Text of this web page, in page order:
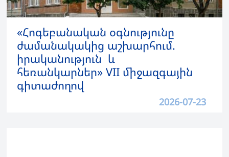
«Հոգեբանական օգնությունը
ժամանակակից աշխարհում.
իրականություն և
հեռանկարներ» VII միջազգային
գիտաժողով
2026-07-23